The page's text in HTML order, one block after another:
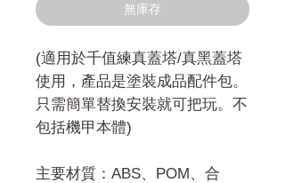
無庫存
(適用於千值練真蓋塔/真黑蓋塔
使用，產品是塗裝成品配件包。
只需簡單替換安裝就可把玩。不
包括機甲本體)
主要材質：ABS、POM、合